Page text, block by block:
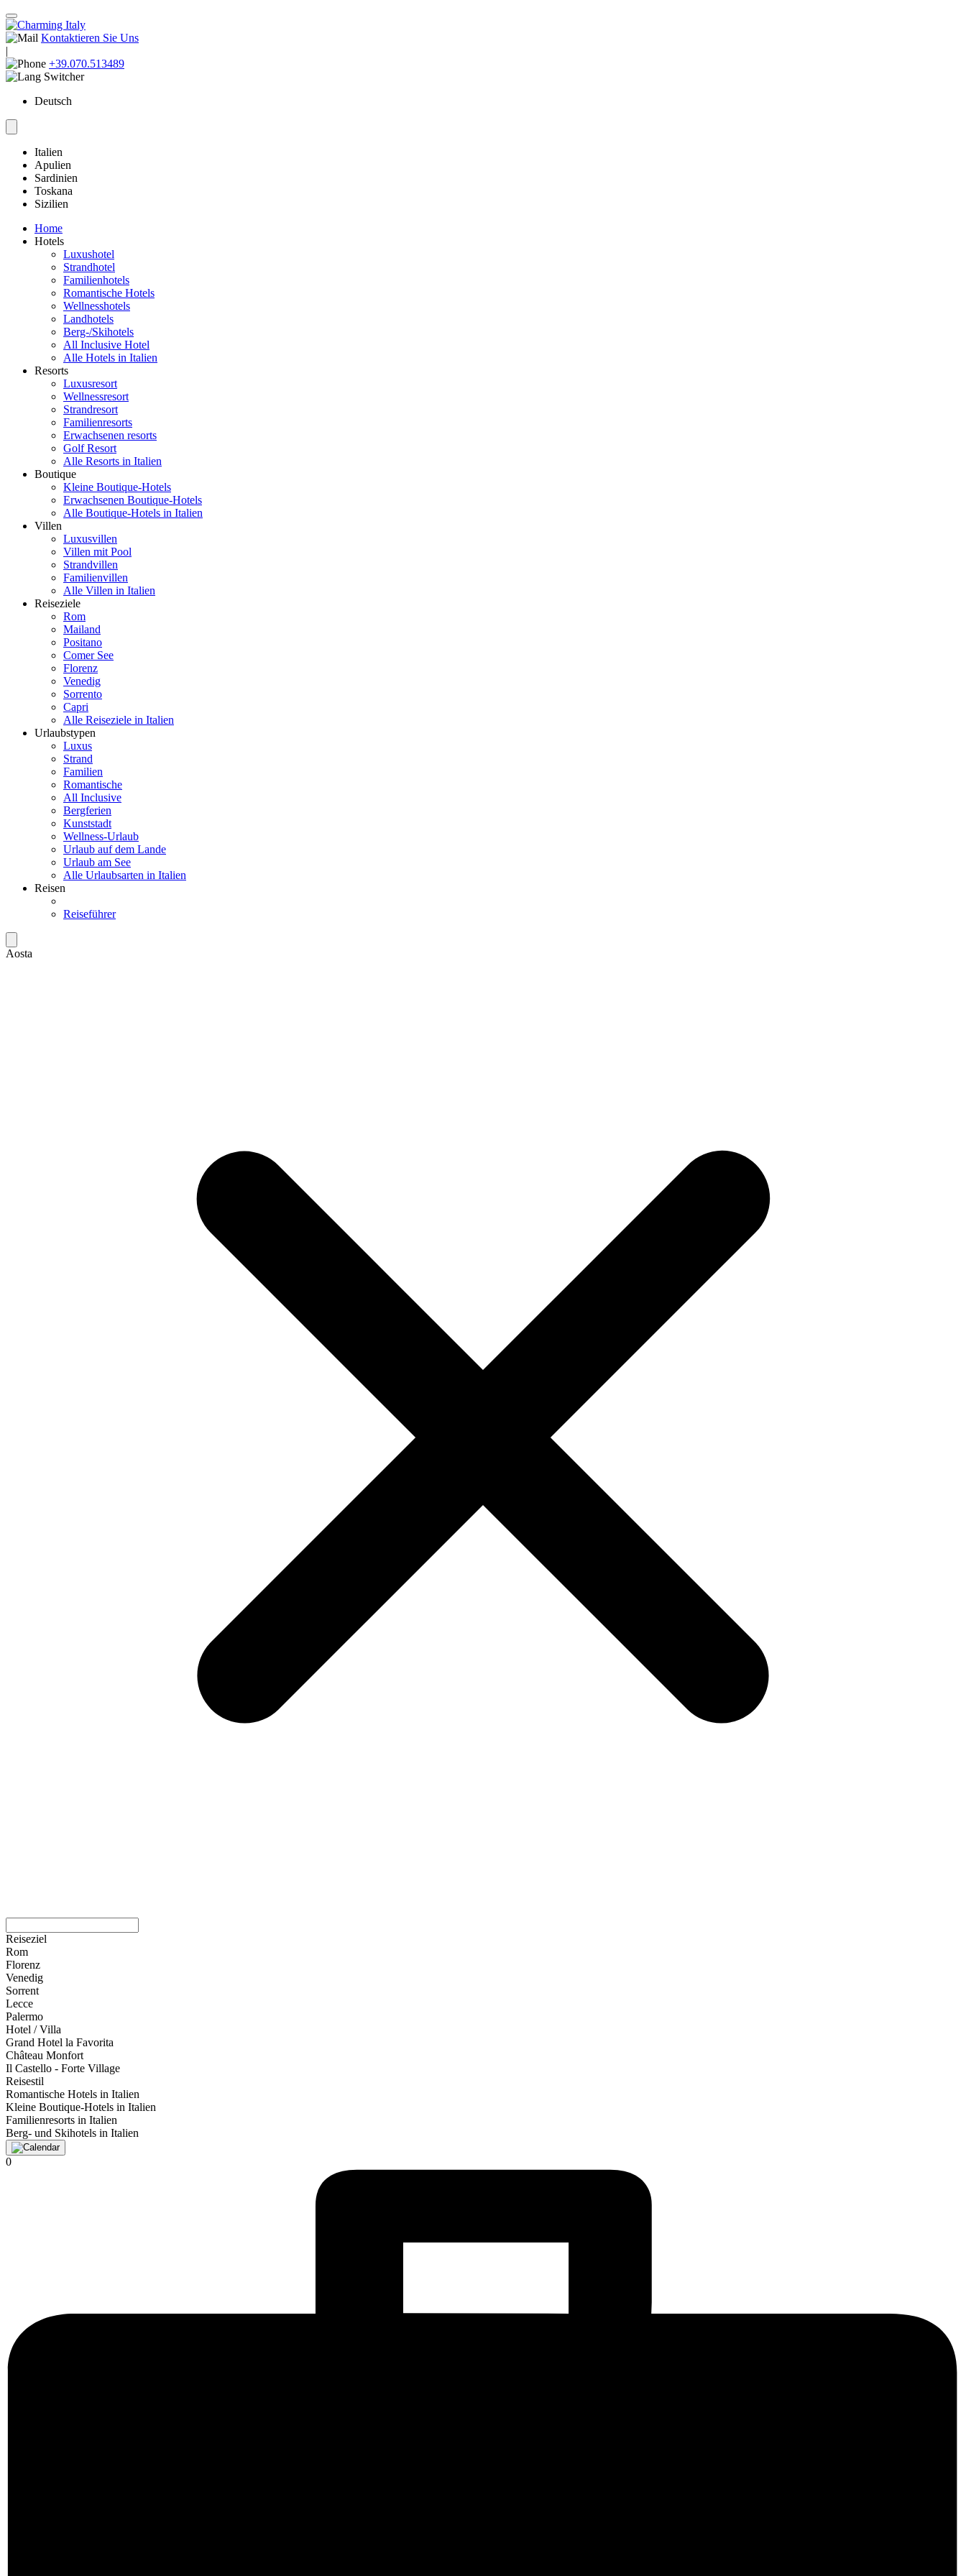
Kontaktieren Sie Uns
|
+39.070.513489
Deutsch
Italien
Apulien
Sardinien
Toskana
Sizilien
Home
Hotels
Luxushotel
Strandhotel
Familienhotels
Romantische Hotels
Wellnesshotels
Landhotels
Berg-/Skihotels
All Inclusive Hotel
Alle Hotels in Italien
Resorts
Luxusresort
Wellnessresort
Strandresort
Familienresorts
Erwachsenen resorts
Golf Resort
Alle Resorts in Italien
Boutique
Kleine Boutique-Hotels
Erwachsenen Boutique-Hotels
Alle Boutique-Hotels in Italien
Villen
Luxusvillen
Villen mit Pool
Strandvillen
Familienvillen
Alle Villen in Italien
Reiseziele
Rom
Mailand
Positano
Comer See
Florenz
Venedig
Sorrento
Capri
Alle Reiseziele in Italien
Urlaubstypen
Luxus
Strand
Familien
Romantische
All Inclusive
Bergferien
Kunststadt
Wellness-Urlaub
Urlaub auf dem Lande
Urlaub am See
Alle Urlaubsarten in Italien
Reisen
Reiseführer
Aosta
Reiseziel
Rom
Florenz
Venedig
Sorrent
Lecce
Palermo
Hotel / Villa
Grand Hotel la Favorita
Château Monfort
Il Castello - Forte Village
Reisestil
Romantische Hotels in Italien
Kleine Boutique-Hotels in Italien
Familienresorts in Italien
Berg- und Skihotels in Italien
0